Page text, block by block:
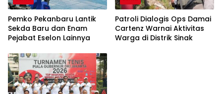
Pemko Pekanbaru Lantik
Sekda Baru dan Enam
Pejabat Eselon Lainnya
Patroli Dialogis Ops Damai
Cartenz Warnai Aktivitas
Warga di Distrik Sinak